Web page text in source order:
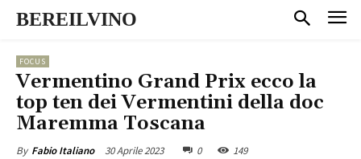
BEREILVINO
FOCUS
Vermentino Grand Prix ecco la
top ten dei Vermentini della doc
Maremma Toscana
By Fabio Italiano 30 Aprile 2023 0 149